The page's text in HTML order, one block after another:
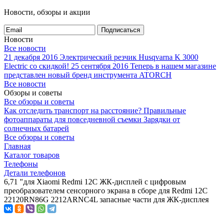
Новости, обзоры и акции
Подписаться
Новости
Все новости
21 декабря 2016 Электрический резчик Husqvarna K 3000
Electric со скидкой! 25 сентября 2016 Теперь в нашем магазине
представлен новый бренд инструмента ATORCH
Все новости
Обзоры и советы
Все обзоры и советы
Как отследить транспорт на расстояние? Правильные
фотоаппараты для повседневной съемки Зарядки от
солнечных батарей
Все обзоры и советы
Главная
Каталог товаров
Телефоны
Детали телефонов
6,71 "для Xiaomi Redmi 12C ЖК-дисплей с цифровым
преобразователем сенсорного экрана в сборе для Redmi 12C
22120RN86G 2212ARNC4L запасные части для ЖК-дисплея